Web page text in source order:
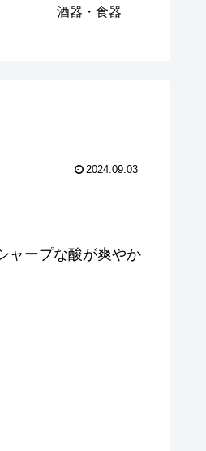
酒器・食器
2024.09.03
ャープな酸が爽やか